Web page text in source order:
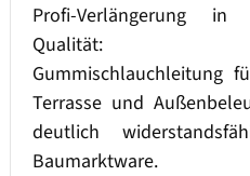
Profi-Verlängerung in
Qualität:
Gummischlauchleitung
Terrasse und
deutlich
Baumarktware.